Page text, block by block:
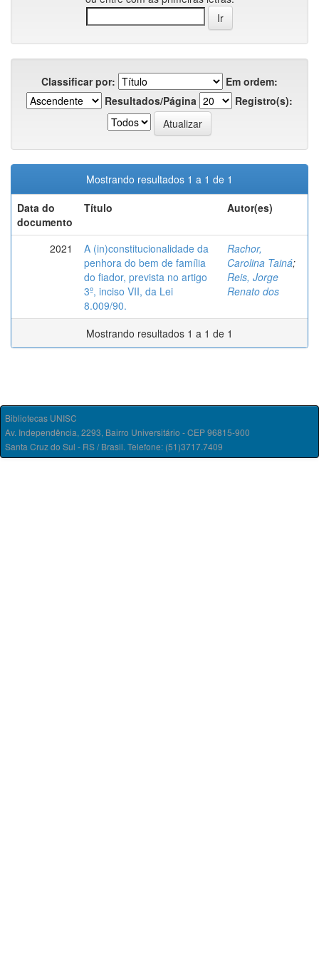
Classificar por:
Em ordem:
Resultados/Página
Registro(s):
Mostrando resultados 1 a 1 de 1
Data do
documento
Título Autor(es)
2021
A (in)constitucionalidade da
penhora do bem de família
do fiador, prevista no artigo
3º, inciso VII, da Lei
8.009/90.
Rachor,
Carolina Tainá;
Reis, Jorge
Renato dos
Mostrando resultados 1 a 1 de 1
Bibliotecas UNISC
Av. Independência, 2293, Bairro Universitário - CEP 96815-900
Santa Cruz do Sul - RS / Brasil. Telefone: (51)3717.7409